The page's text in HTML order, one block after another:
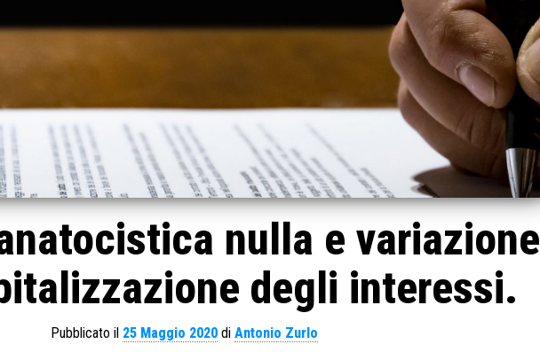
nulla e variazione
degli interessi.
Pubblicato il 25 Maggio 2020di Antonio Zurlo